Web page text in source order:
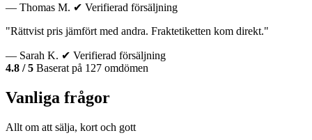
— Thomas M. ✔ Verifierad försäljning
"Rättvist pris jämfört med andra. Fraktetiketten kom direkt."
— Sarah K. ✔ Verifierad försäljning
4.8 / 5 Baserat på 127 omdömen
Vanliga frågor
Allt om att sälja, kort och gott